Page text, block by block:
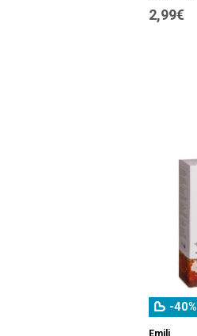
2,99€
-40%
Emili